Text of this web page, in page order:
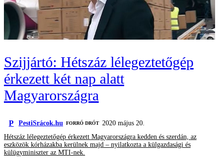
Szijjártó: Hétszáz lélegeztetőgép
érkezett két nap alatt
Magyarországra
P PestiSrácok.hu FORRÓ DRÓT 2020 május 20.
Hétszáz lélegeztetőgép érkezett Magyarországra kedden és szerdán, az
eszközök kórházakba kerülnek majd – nyilatkozta a külgazdasági és
külügyminiszter az MTI-nek.